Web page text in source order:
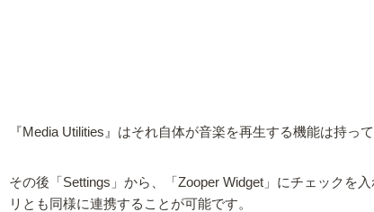
『Media Utilities』はそれ自体が音楽を再生する機能は持
その後「Settings」から、「Zooper Widget」にチェックを
リとも同様に連携することが可能です。